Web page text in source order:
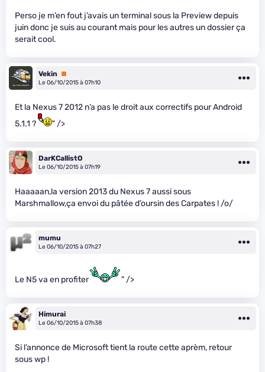
Perso je m’en fout j’avais un terminal sous la Preview depuis
juin donc je suis au courant mais pour les autres un dossier ça
serait cool.
Vekin
Premium
Le 06/10/2015 à 07h10
Et la Nexus 7 2012 n’a pas le droit aux correctifs pour Android
5.1.1 ?
" />
DarKCallistO
Le 06/10/2015 à 07h19
Haaaaan,la version 2013 du Nexus 7 aussi sous
Marshmallow,ça envoi du pâtée d’oursin des Carpates ! /o/
mumu
Le 06/10/2015 à 07h27
Le N5 va en profiter " />
Himurai
Le 06/10/2015 à 07h38
Si l’annonce de Microsoft tient la route cette aprèm, retour
sous wp !